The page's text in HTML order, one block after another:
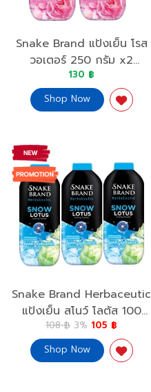
Snake Brand แป้งเย็น โรส
วอเตอร์ 250 กรัม x2
Snake Brand Herbaceutic
Cooling Powder Rose
Water 250g.x2
130 ฿
Shop Now
Snake Brand Herbaceutic
แป้งเย็น สโนว์ โลตัส 100
กรัม x 3 Snake Brand
Herbaceutic Snow Lotus
Cooling Powder 100g.x3
108 ฿ 3% 105 ฿
Shop Now